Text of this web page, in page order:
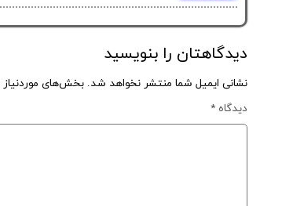
دیدگاهتان را بنویسید
نشانی ایمیل شما منتشر نخواهد شد. بخش‌های
دیدگاه *